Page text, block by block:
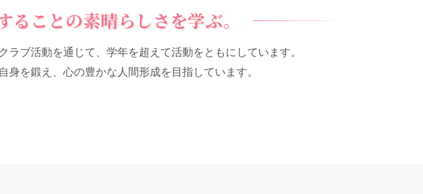
ことの素晴らしさを学ぶ。
ブ活動を通じて、学年を超えて活動をともにしています。
を鍛え、心の豊かな人間形成を目指しています。